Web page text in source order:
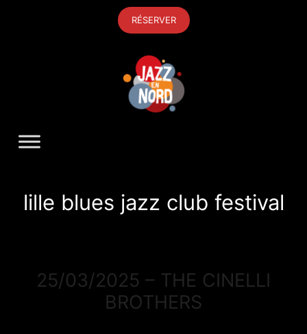
RÉSERVER
lille blues jazz club festival
25/03/2025 – THE CINELLI
BROTHERS